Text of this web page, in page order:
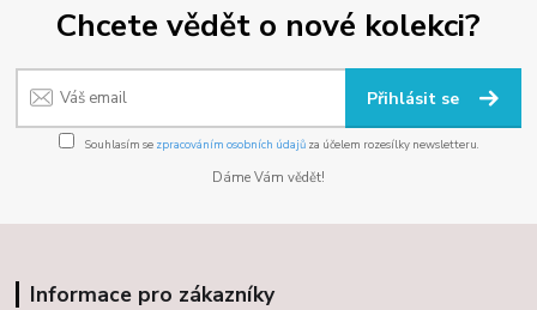
Chcete vědět o nové kolekci?
Přihlásit se
Souhlasím se zpracováním osobních údajůza účelem rozesílky newsletteru.
Dáme Vám vědět!
Informace pro zákazníky